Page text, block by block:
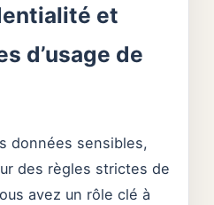
et
d’usage de
données sensibles,
des règles strictes de
avez un rôle clé à